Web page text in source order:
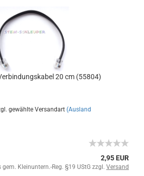
20 cm (55804)
gewählte Versandart (Ausland
2,95 EUR
gem. Kleinuntern.-Reg. §19 UStG zzgl. Versand